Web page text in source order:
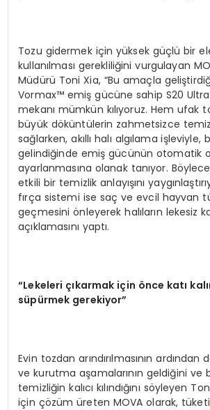
Tozu gidermek için yüksek güçlü bir
kullanılması gerekliliğini vurgulayan
Müdürü Toni Xia, “Bu amaçla
Vormax™ emiş gücüne sahip S20
mekanı mümkün kılıyoruz. Hem ufak
büyük döküntülerin zahmetsizce
sağlarken, akıllı halı algılama işleviyle,
gelindiğinde emiş gücünün otomatik
ayarlanmasına olanak tanıyor.
etkili bir temizlik anlayışını
fırça sistemi ise saç ve evcil hayvan
geçmesini önleyerek halıların lekesiz
açıklamasını yaptı.
“Lekeleri çıkarmak için önce katı
süpürmek gerekiyor”
Evin tozdan arındırılmasının
ve kurutma aşamalarının geldiğini ve
temizliğin kalıcı kılındığını söyleyen
için çözüm üreten MOVA olarak,